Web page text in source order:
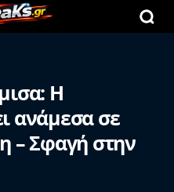
Η
ανάμεσα σε
– Σφαγή στην